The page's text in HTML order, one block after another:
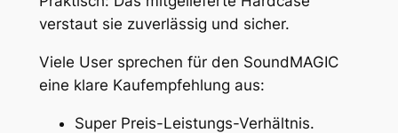
verstaut sie zuverlässig und sicher.
Viele User sprechen für den SoundMAGIC
eine klare Kaufempfehlung aus:
Super Preis-Leistungs-Verhältnis.